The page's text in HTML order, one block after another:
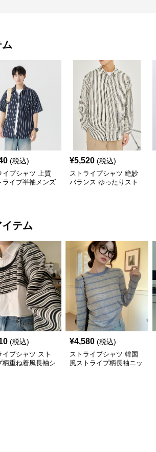
(税込)
イプシャツ 上質
ライプ半袖メンズ
¥5,520 (税込)
ストライプシャツ 絶妙
バランス ゆったりスト
テム
(税込)
イプシャツ スト
柄重ね着風長袖シ
¥4,580 (税込)
ストライプシャツ 韓国
風ストライプ柄長袖ニッ